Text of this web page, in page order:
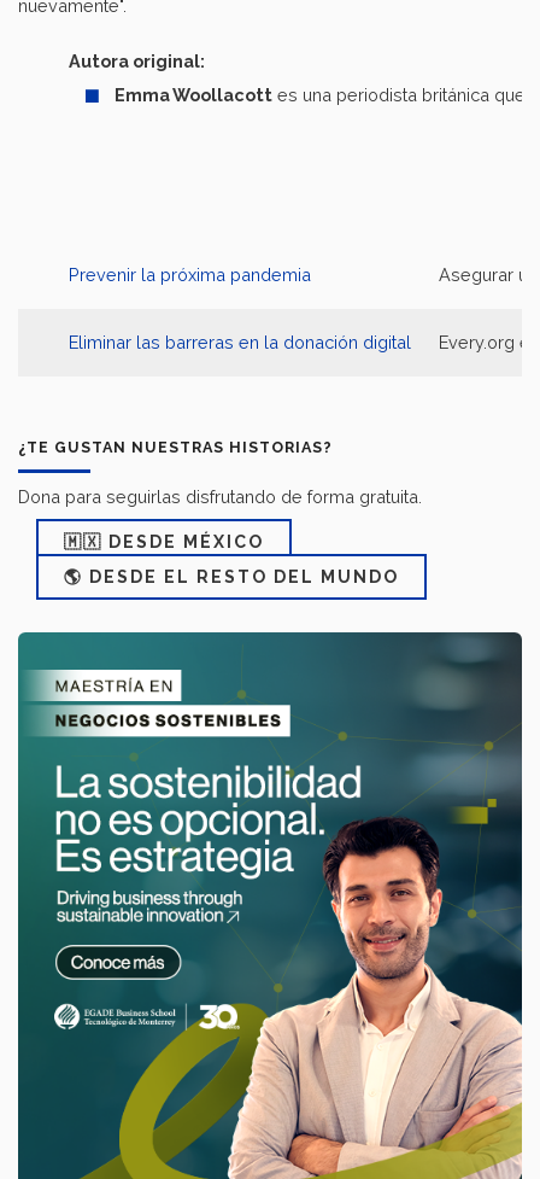
nuevamente".
Autora original:
Emma Woollacott es una periodista británica que
Prevenir la próxima pandemia Asegurar
Eliminar las barreras en la donación digital Every.org
¿TE GUSTAN NUESTRAS HISTORIAS?
Dona para seguirlas disfrutando de forma gratuita.
🇲🇽 DESDE MÉXICO
🌎 DESDE EL RESTO DEL MUNDO